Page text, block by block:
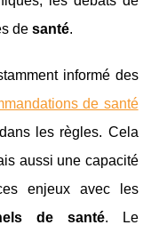
de santé.
informé des
de santé
les règles. Cela
aussi une capacité
enjeux avec les
de santé. Le